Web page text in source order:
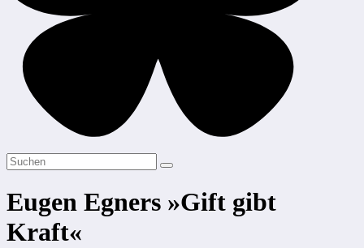
Eugen Egners »Gift gibt
Kraft«